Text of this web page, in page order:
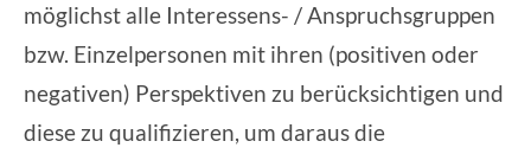
möglichst alle Interessens- / Anspruchsgruppen
bzw. Einzelpersonen mit ihren (positiven oder
negativen) Perspektiven zu berücksichtigen und
diese zu qualifizieren, um daraus die